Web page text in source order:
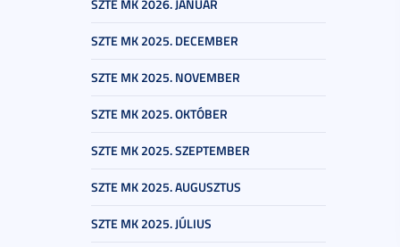
SZTE MK 2026. JANUÁR
SZTE MK 2025. DECEMBER
SZTE MK 2025. NOVEMBER
SZTE MK 2025. OKTÓBER
SZTE MK 2025. SZEPTEMBER
SZTE MK 2025. AUGUSZTUS
SZTE MK 2025. JÚLIUS